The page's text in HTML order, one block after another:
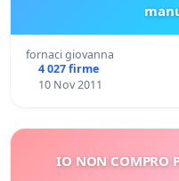
fornaci giovanna
4 027 firme
10 Nov 2011
IO NON COMPRO